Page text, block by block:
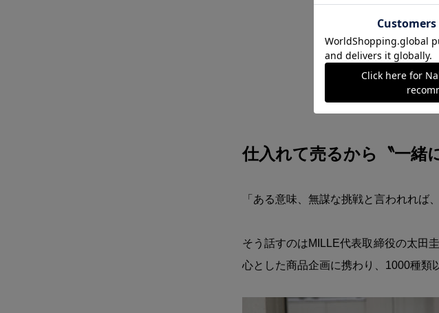
仕入れて売るから〝一緒
「ある意味、無謀な挑戦と言われれ
そう話すのはMILLE代表取締役の太田
心とした商品企画に携わり、1000種類